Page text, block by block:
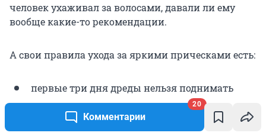
Комментарии
20
человек ухаживал за волосами, давали ли ему
вообще какие-то рекомендации.
А свои правила ухода за яркими прическами есть:
первые три дня дреды нельзя поднимать
наверх и держать в хвосте, чтобы они успели
«улечься», а кожа головы — привыкнуть;